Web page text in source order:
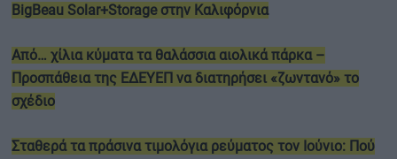
BigBeau Solar+Storage στην Καλιφόρνια
Από… χίλια κύματα τα θαλάσσια αιολικά πάρκα –
Προσπάθεια της ΕΔΕΥΕΠ να διατηρήσει «ζωντανό» το
σχέδιο
Σταθερά τα πράσινα τιμολόγια ρεύματος τον Ιούνιο: Πού